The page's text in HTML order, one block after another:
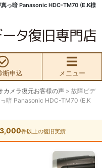
真っ暗 Panasonic HDC-TM70 (E.K様
断申込 メニュー
カメラ復元お客様の声 > 故障ビデ
暗 Panasonic HDC-TM70 (E.K
3,000件以上の復旧実績